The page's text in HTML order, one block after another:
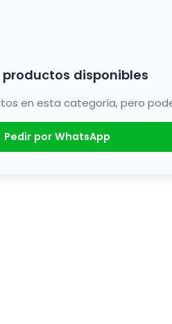
productos disponibles
en esta categoría, pero
Pedir por WhatsApp